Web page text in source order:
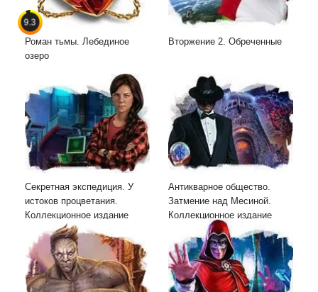
9.3
Роман тьмы. Лебединое
озеро
Вторжение 2. Обреченные
Секретная экспедиция. У
истоков процветания.
Коллекционное издание
Антикварное общество.
Затмение над Месиной.
Коллекционное издание